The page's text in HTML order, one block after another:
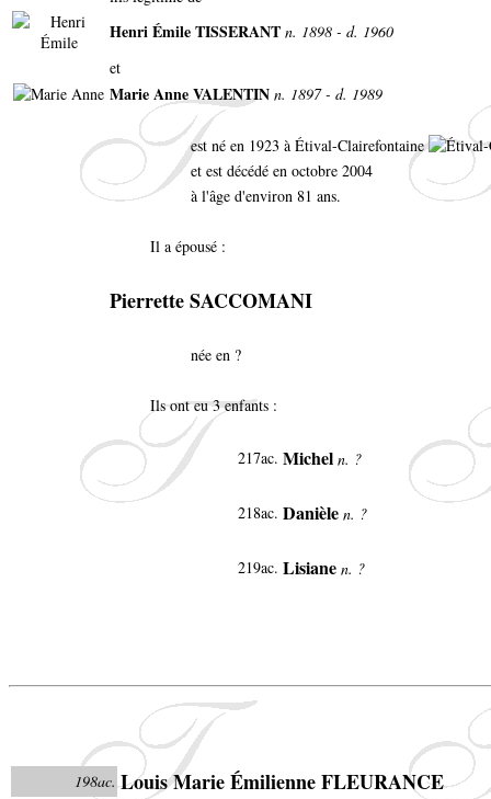
Henri Émile TISSERANT n. 1898 - d. 1960
et
Marie Anne VALENTIN n. 1897 - d. 1989
est né en 1923 à Étival-Clairefontaine
et est décédé en octobre 2004
à l'âge d'environ 81 ans.
Il a épousé :
Pierrette SACCOMANI
née en ?
Ils ont eu 3 enfants :
217ac. Michel n. ?
218ac. Danièle n. ?
219ac. Lisiane n. ?
198ac. Louis Marie Émilienne FLEURANCE